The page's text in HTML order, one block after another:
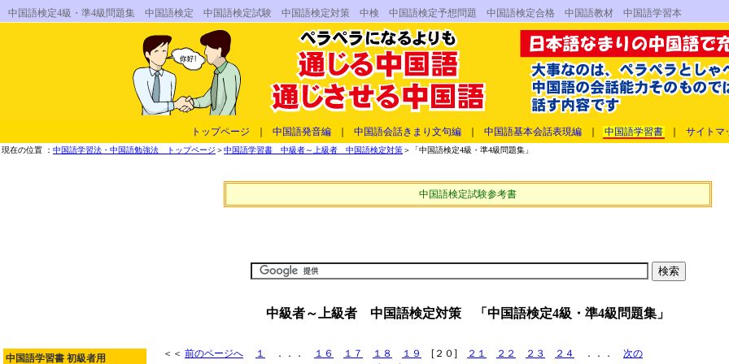
中国語検定4級・準4級問題集 中国語検定 中国語検定試験 中国語検定対策 中検 中国語検定予想問題 中国語検定合格 中国語教材 中国語学習本
トップページ 中国語発音編 中国語会話きまり文句編 中国語基本会話表現編 中国語学習書 サイトマ
現在の位置 ： 中国語学習法・中国語勉強法 トップページ ＞中国語学習書 中級者～上級者 中国語検定対策＞「中国語検定4級・準4級問題集」
中国語検定試験参考書
中級者～上級者 中国語検定対策 「中国語検定4級・準4級問題集」
中国語学習書 初級者用 ＜＜ 前のページへ １ ．．． １６ １７ １８ １９ [２０] ２１ ２２ ２３ ２４ ．．． 次の